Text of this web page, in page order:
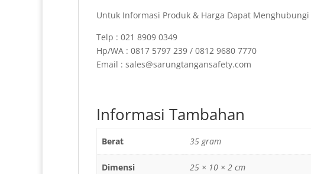
Untuk Informasi Produk & Harga Dapat Menghubungi
Telp : 021 8909 0349
Hp/WA : 0817 5797 239 / 0812 9680 7770
Email : sales@sarungtangansafety.com
Informasi Tambahan
Berat 35 gram
Dimensi 25 × 10 × 2 cm